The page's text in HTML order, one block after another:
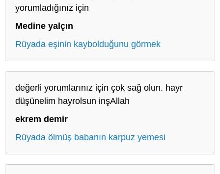
yorumladığınız için
Medine yalçın
Rüyada eşinin kaybolduğunu görmek
değerli yorumlarınız için çok sağ olun. hayr
düşünelim hayrolsun inşAllah
ekrem demir
Rüyada ölmüş babanın karpuz yemesi